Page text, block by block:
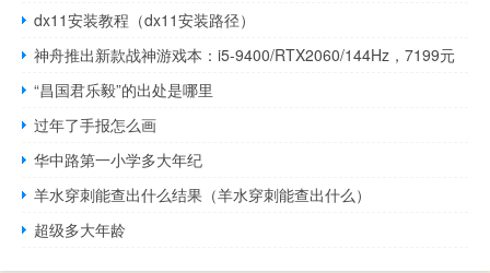
dx11安装教程（dx11安装路径）
神舟推出新款战神游戏本：i5-9400/RTX2060/144Hz，7199元
“昌国君乐毅”的出处是哪里
过年了手报怎么画
华中路第一小学多大年纪
羊水穿刺能查出什么结果（羊水穿刺能查出什么）
超级多大年龄